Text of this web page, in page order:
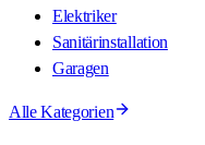
Elektriker
Sanitärinstallation
Garagen
Alle Kategorien